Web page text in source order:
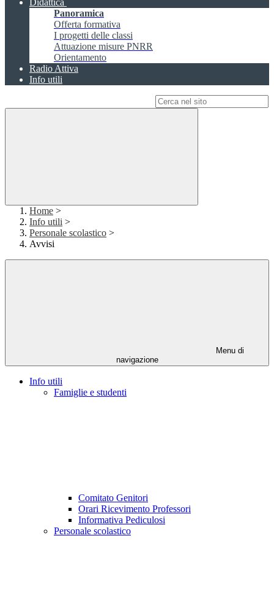
Didattica
Panoramica
Offerta formativa
I progetti delle classi
Attuazione misure PNRR
Orientamento
Radio Attiva
Info utili
Home >
Info utili >
Personale scolastico >
Avvisi
Menu di
navigazione
Info utili
Famiglie e studenti
Comitato Genitori
Orari Ricevimento Professori
Informativa Pediculosi
Personale scolastico